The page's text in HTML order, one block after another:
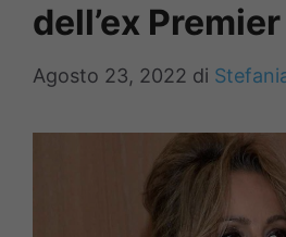
dell’ex Premier
Agosto 23, 2022 di